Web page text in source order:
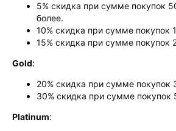
5% скидка при сумме покупок
более.
10% скидка при сумме покупок
15% скидка при сумме покупок
Gold:
20% скидка при сумме покупок
30% скидка при сумме покупок
Platinum: